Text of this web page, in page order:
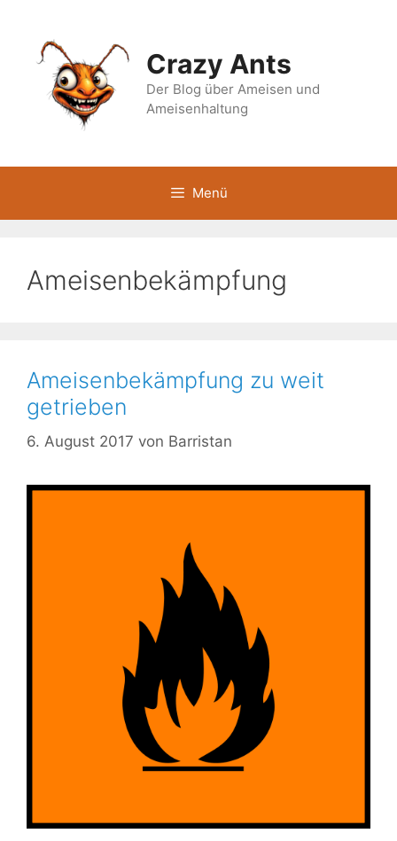
springen
Crazy Ants
Der Blog über Ameisen und
Ameisenhaltung
Menü
Ameisenbekämpfung
Ameisenbekämpfung zu weit
getrieben
6. August 2017 von Barristan